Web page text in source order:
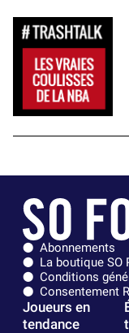
Abonnements
La boutique SO
Conditions
Consentement
Joueurs en
tendance